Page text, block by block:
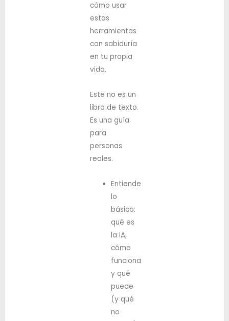
cómo usar
estas
herramientas
con sabiduría
en tu propia
vida.
Este no es un
libro de texto.
Es una guía
para
personas
reales.
Entiende
lo
básico:
qué es
la IA,
cómo
funciona
y qué
puede
(y qué
no